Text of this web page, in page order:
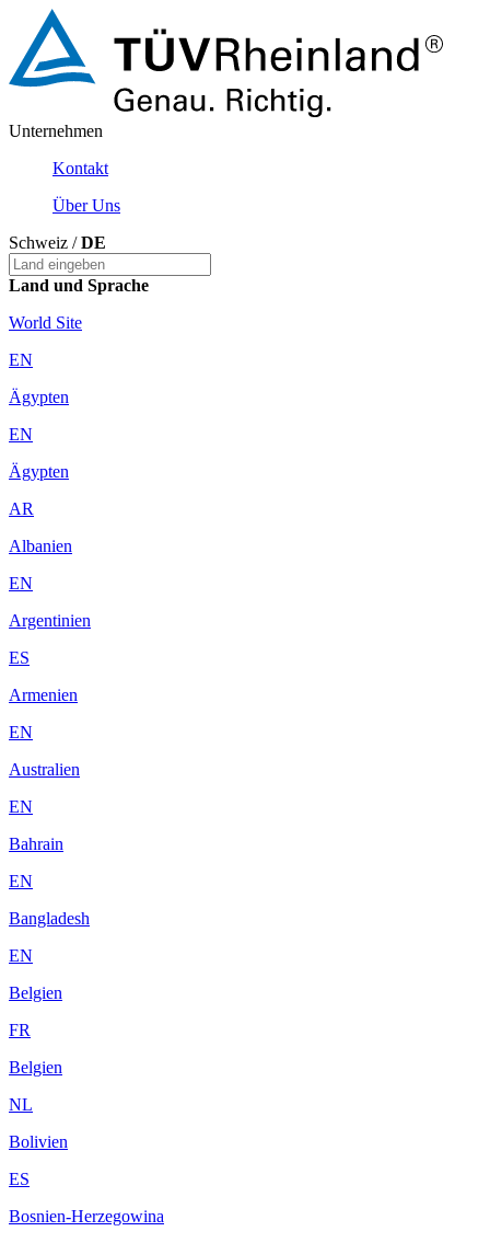
Unternehmen
Kontakt
Über Uns
Schweiz /DE
Land und Sprache
World Site
EN
Ägypten
EN
Ägypten
AR
Albanien
EN
Argentinien
ES
Armenien
EN
Australien
EN
Bahrain
EN
Bangladesh
EN
Belgien
FR
Belgien
NL
Bolivien
ES
Bosnien-Herzegowina